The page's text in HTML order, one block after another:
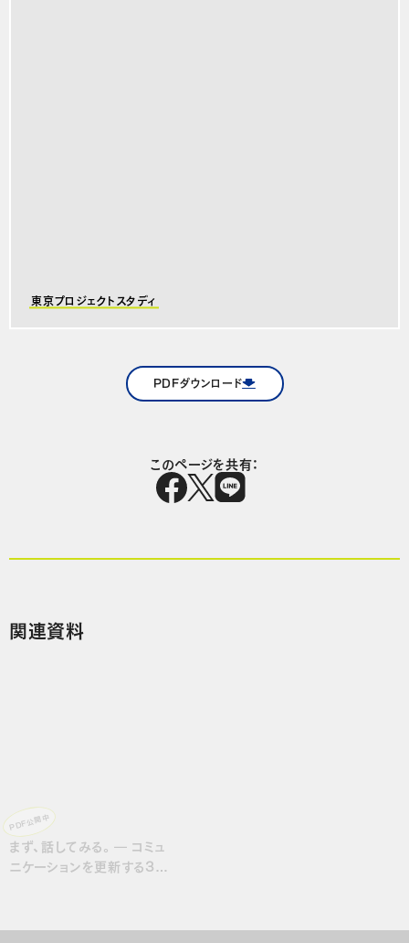
東京プロジェクトスタディ
PDFダウンロード
このページを共有：
関連資料
まず、話してみる。― コミュ
ニケーションを更新する3つ
PDF公開中